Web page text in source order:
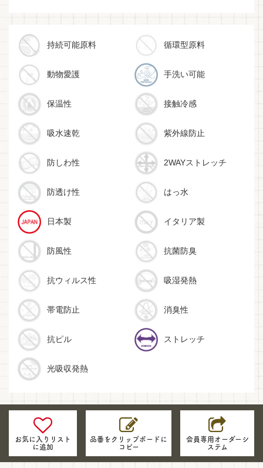
持続可能原料 循環型原料
動物愛護 手洗い可能
保温性 接触冷感
吸水速乾 紫外線防止
防しわ性 2WAYストレッチ
防透け性 はっ水
日本製 イタリア製
防風性 抗菌防臭
抗ウィルス性 吸湿発熱
帯電防止 消臭性
抗ピル ストレッチ
光吸収発熱
の
番・
お気に入りリスト
に追加
品番をクリップボードに
コピー
会員専用オーダーシ
ステム